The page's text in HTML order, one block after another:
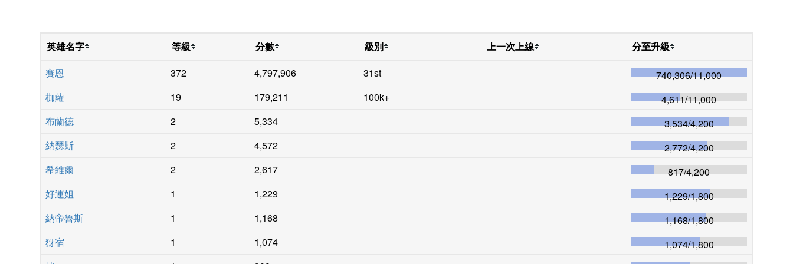
英雄名字 等級 分數 級別 上一次上線
分至升級
賽恩
372 4,797,906 31st 740,306/11,000
枷蘿
19 179,211 100k+ 4,611/11,000
布蘭德
2 5,334 3,534/4,200
納瑟斯
2 4,572 2,772/4,200
希維爾
2 2,617 817/4,200
好運姐
1 1,229 1,229/1,800
納帝魯斯
1 1,168 1,168/1,800
犽宿
1 1,074 1,074/1,800